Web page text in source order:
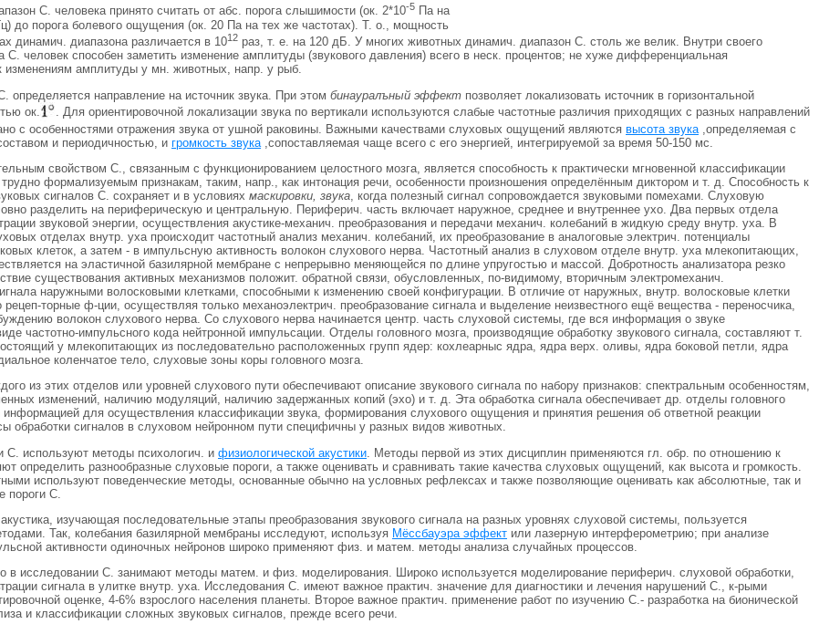
С. человека принято считать от абс. порога слышимости (ок. 2*10-5
Па на
до порога болевого ощущения (ок. 20 Па на тех же частотах). Т. о., мощность
динамич. диапазона различается в 1012 раз, т. е. на 120 дБ. У многих животных динамич. диапазон С. столь же велик. Внутри своего
С. человек способен заметить изменение амплитуды (звукового давления) всего в неск. процентов; не хуже дифференциальная
изменениям амплитуды у мн. животных, напр. у рыб.
направление на источник звука. При этом бинауралъный эффект позволяет локализовать источник в горизонтальной
ок.
. Для ориентировочной локализации звука по вертикали используются слабые частотные различия приходящих с разных направлений
с особенностями отражения звука от ушной раковины. Важными качествами слуховых ощущений являются высота звука ,определяемая с
и периодичностью, и громкость звука ,сопоставляемая чаще всего с его энергией, интегрируемой за время 50-150 мс.
свойством С., связанным с функционированием целостного мозга, является способность к практически мгновенной классификации
формализуемым признакам, таким, напр., как интонация речи, особенности произношения определённым диктором и т. д. Способность к
сигналов С. сохраняет и в условиях маскировки, звука , когда полезный сигнал сопровождается звуковыми помехами. Слуховую
разделить на периферическую и центральную. Периферич. часть включает наружное, среднее и внутреннее ухо. Два первых отдела
звуковой энергии, осуществления акустике-механич. преобразования и передачи механич. колебаний в жидкую среду внутр. уха. В
отделах внутр. уха происходит частотный анализ механич. колебаний, их преобразование в аналоговые электрич. потенциалы
клеток, а затем - в импульсную активность волокон слухового нерва. Частотный анализ в слуховом отделе внутр. уха млекопитающих,
на эластичной базилярной мембране с непрерывно меняющейся по длине упругостью и массой. Добротность анализатора резко
существования активных механизмов положит. обратной связи, обусловленных, по-видимому, вторичным электромеханич.
наружными волосковыми клетками, способными к изменению своей конфигурации. В отличие от наружных, внутр. волосковые клетки
торные ф-ции, осуществляя только механоэлектрич. преобразование сигнала и выделение неизвестного ещё вещества - переносчика,
волокон слухового нерва. Со слухового нерва начинается центр. часть слуховой системы, где вся информация о звуке
частотно-импульсного кода нейтронной импульсации. Отделы головного мозга, производящие обработку звукового сигнала, составляют т.
у млекопитающих из последовательно расположенных групп ядер: кохлеарныс ядра, ядра верх. оливы, ядра боковой петли, ядра
коленчатое тело, слуховые зоны коры головного мозга.
из этих отделов или уровней слухового пути обеспечивают описание звукового сигнала по набору признаков: спектральным особенностям,
изменений, наличию модуляций, наличию задержанных копий (эхо) и т. д. Эта обработка сигнала обеспечивает др. отделы головного
информацией для осуществления классификации звука, формирования слухового ощущения и принятия решения об ответной реакции
обработки сигналов в слуховом нейронном пути специфичны у разных видов животных.
С. используют методы психологич. и физиологической акустики . Методы первой из этих дисциплин применяются гл. обр. по отношению к
определить разнообразные слуховые пороги, а также оценивать и сравнивать такие качества слуховых ощущений, как высота и громкость.
используют поведенческие методы, основанные обычно на условных рефлексах и также позволяющие оценивать как абсолютные, так и
пороги С.
изучающая последовательные этапы преобразования звукового сигнала на разных уровнях слуховой системы, пользуется
Так, колебания базилярной мембраны исследуют, используя Мёссбауэра эффект или лазерную интерферометрию; при анализе
активности одиночных нейронов широко применяют физ. и матем. методы анализа случайных процессов.
в исследовании С. занимают методы матем. и физ. моделирования. Широко используется моделирование периферич. слуховой обработки,
сигнала в улитке внутр. уха. Исследования С. имеют важное практич. значение для диагностики и лечения нарушений С., к-рыми
оценке, 4-6% взрослого населения планеты. Второе важное практич. применение работ по изучению С.- разработка на бионической
и классификации сложных звуковых сигналов, прежде всего речи.